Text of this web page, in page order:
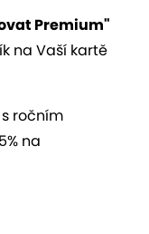
Premium"
na Vaší kartě
ročním
na